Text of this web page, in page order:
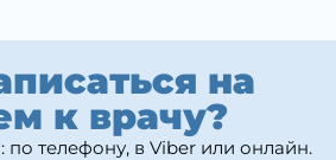
на
к врачу?
по телефону, в Viber или онлайн.